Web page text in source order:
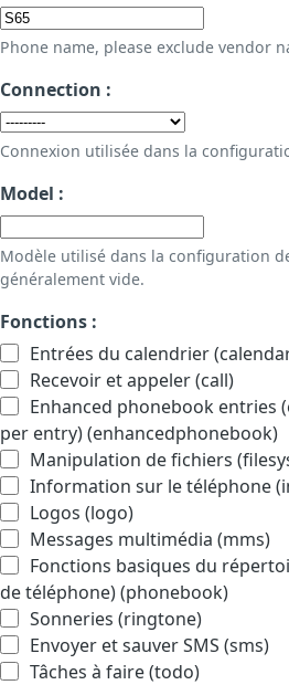
Phone name, please exclude vendor
Connection :
Connexion utilisée dans la
Model :
Modèle utilisé dans la configuration
généralement vide.
Fonctions :
Entrées du calendrier
Recevoir et appeler (call)
Enhanced phonebook entries
per entry) (enhancedphonebook)
Manipulation de fichiers
Information sur le téléphone
Logos (logo)
Messages multimédia (mms)
Fonctions basiques du
de téléphone) (phonebook)
Sonneries (ringtone)
Envoyer et sauver SMS (sms)
Tâches à faire (todo)